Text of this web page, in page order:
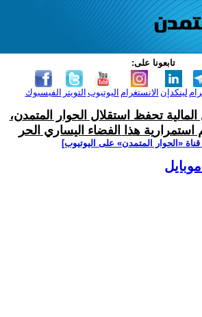
تابعونا على:
الفيسبوك التويتر اليوتيوب الانستغرام لينكدإن
تحفظ استقلال الحوار المتمدن،
هذا الفضاء اليساري الحر
‫«الحوار المتمدن» على اليوتيوب]